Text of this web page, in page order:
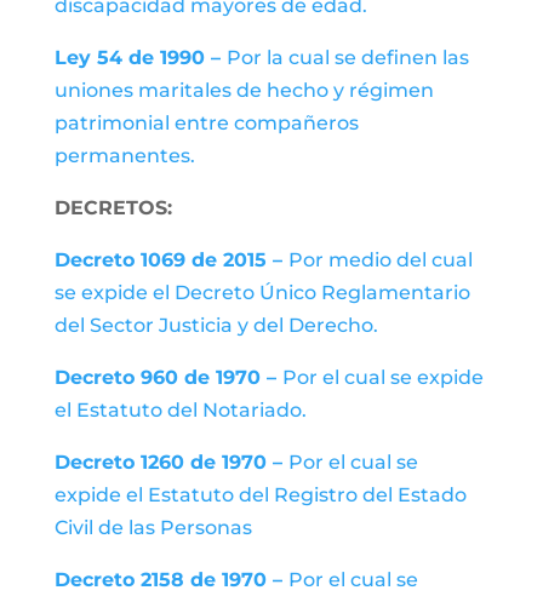
discapacidad mayores de edad.
Ley 54 de 1990 – Por la cual se definen las
uniones maritales de hecho y régimen
patrimonial entre compañeros
permanentes.
DECRETOS:
Decreto 1069 de 2015 – Por medio del cual
se expide el Decreto Único Reglamentario
del Sector Justicia y del Derecho.
Decreto 960 de 1970 – Por el cual se expide
el Estatuto del Notariado.
Decreto 1260 de 1970 – Por el cual se
expide el Estatuto del Registro del Estado
Civil de las Personas
Decreto 2158 de 1970 – Por el cual se